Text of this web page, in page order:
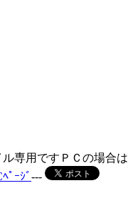
専用ですＰＣの場合は
ﾍﾟｰｼﾞ---